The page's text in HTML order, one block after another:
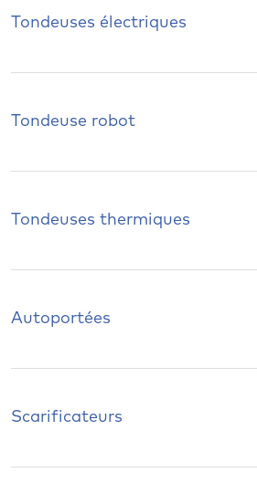
Tondeuses électriques
Tondeuse robot
Tondeuses thermiques
Autoportées
Scarificateurs